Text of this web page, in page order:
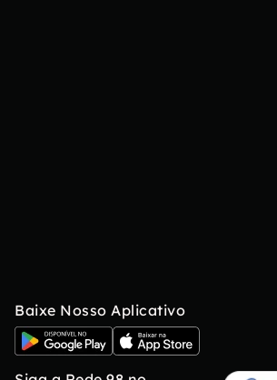
Baixe Nosso Aplicativo